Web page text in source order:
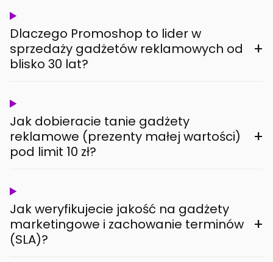
Dlaczego Promoshop to lider w
sprzedaży gadżetów reklamowych od
blisko 30 lat?
+
Jak dobieracie tanie gadżety
reklamowe (prezenty małej wartości)
pod limit 10 zł?
+
Jak weryfikujecie jakość na gadżety
marketingowe i zachowanie terminów
(SLA)?
+